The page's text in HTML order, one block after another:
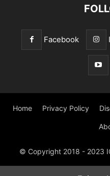
Facebook
Home Privacy Policy
© Copyright 2018 - 2023